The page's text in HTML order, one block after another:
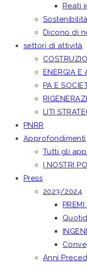
Reati
Sostenibilità
Dicono di
settori di attività
ENERGIA E
PA E
LITI
PNRR
Approfondimenti
Tutti gli
I NOSTRI
Press
2023/2024
Anni